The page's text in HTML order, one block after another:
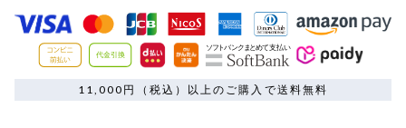
11,000円（税込）以上のご購入で送料無料